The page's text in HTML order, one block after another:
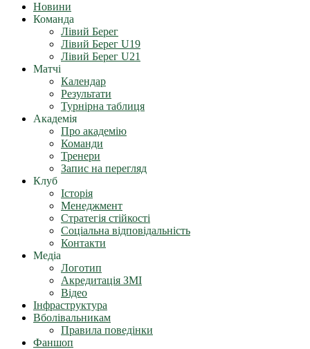
Новини
Команда
Лівий Берег
Лівий Берег U19
Лівий Берег U21
Матчі
Календар
Результати
Турнірна таблиця
Академія
Про академію
Команди
Тренери
Запис на перегляд
Клуб
Історія
Менеджмент
Стратегія стійкості
Соціальна відповідальність
Контакти
Медіа
Логотип
Акредитація ЗМІ
Відео
Інфраструктура
Вболівальникам
Правила поведінки
Фаншоп